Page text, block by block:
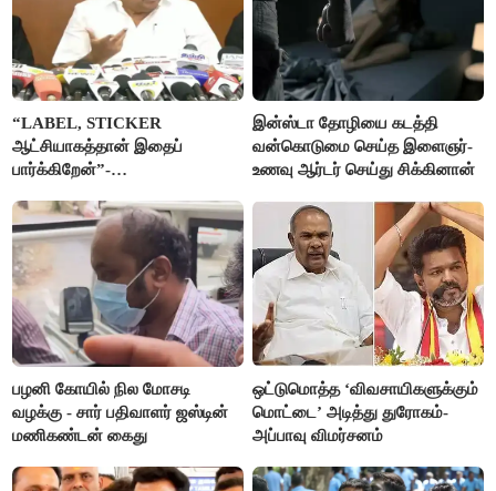
“LABEL, STICKER
ஆட்சியாகத்தான் இதைப்
பார்க்கிறேன்”-
இன்ஸ்டா தோழியை கடத்தி
வன்கொடுமை செய்த இளைஞர்-
உணவு ஆர்டர் செய்து சிக்கினான்
பழனி கோயில் நில மோசடி
வழக்கு - சார் பதிவாளர் ஜஸ்டின்
மணிகண்டன் கைது
ஒட்டுமொத்த ‘விவசாயிகளுக்கும்
மொட்டை’ அடித்து துரோகம்-
அப்பாவு விமர்சனம்